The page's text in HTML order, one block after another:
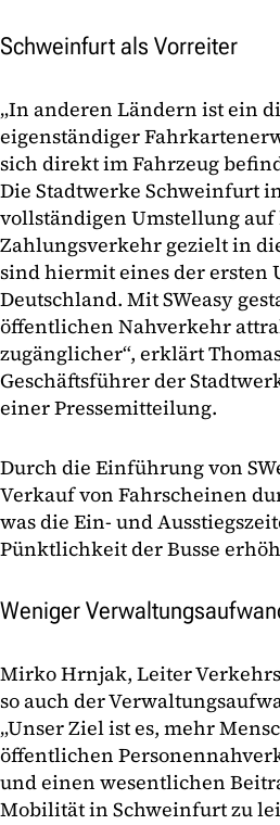
Schweinfurt als Vorreiter
„In anderen Ländern ist ein
eigenständiger
sich direkt im Fahrzeug
Die Stadtwerke Schweinfurt
vollständigen Umstellung auf
Zahlungsverkehr gezielt in
sind hiermit eines der ersten
Deutschland. Mit SWeasy
öffentlichen Nahverkehr
zugänglicher“, erklärt
Geschäftsführer der
einer Pressemitteilung.
Durch die Einführung von
Verkauf von Fahrscheinen
was die Ein- und
Pünktlichkeit der Busse
Weniger
Mirko Hrnjak, Leiter
so auch der
„Unser Ziel ist es, mehr
öffentlichen
und einen wesentlichen
Mobilität in Schweinfurt zu